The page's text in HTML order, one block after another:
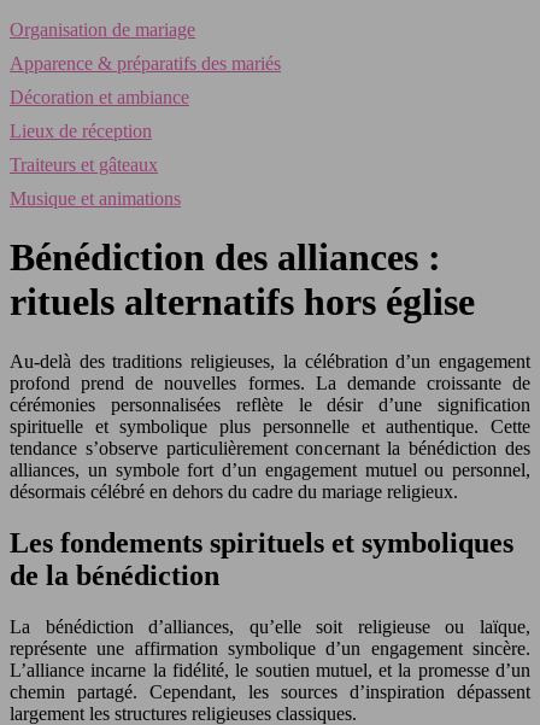
Organisation de mariage
Apparence & préparatifs des mariés
Décoration et ambiance
Lieux de réception
Traiteurs et gâteaux
Musique et animations
Bénédiction des alliances :
rituels alternatifs hors église
Au-delà des traditions religieuses, la célébration d’un engagement
profond prend de nouvelles formes. La demande croissante de
cérémonies personnalisées reflète le désir d’une signification
spirituelle et symbolique plus personnelle et authentique. Cette
tendance s’observe particulièrement concernant la bénédiction des
alliances, un symbole fort d’un engagement mutuel ou personnel,
désormais célébré en dehors du cadre du mariage religieux.
Les fondements spirituels et symboliques
de la bénédiction
La bénédiction d’alliances, qu’elle soit religieuse ou laïque,
représente une affirmation symbolique d’un engagement sincère.
L’alliance incarne la fidélité, le soutien mutuel, et la promesse d’un
chemin partagé. Cependant, les sources d’inspiration dépassent
largement les structures religieuses classiques.